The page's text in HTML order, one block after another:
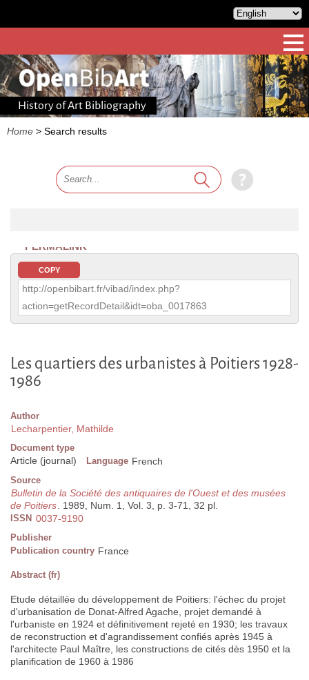
History of Art Bibliography
Home > Search results
PERMALINK
COPY
http://openbibart.fr/vibad/index.php?
action=getRecordDetail&idt=oba_0017863
Les quartiers des urbanistes à Poitiers 1928-
1986
Author
Lecharpentier, Mathilde
Document type
Article (journal) Language French
Source
Bulletin de la Société des antiquaires de l'Ouest et des musées
de Poitiers. 1989, Num. 1, Vol. 3, p. 3-71, 32 pl.
ISSN 0037-9190
Publisher
Publication country France
Abstract (fr)
Etude détaillée du développement de Poitiers: l'échec du projet
d'urbanisation de Donat-Alfred Agache, projet demandé à
l'urbaniste en 1924 et définitivement rejeté en 1930; les travaux
de reconstruction et d'agrandissement confiés après 1945 à
l'architecte Paul Maître, les constructions de cités dès 1950 et la
planification de 1960 à 1986